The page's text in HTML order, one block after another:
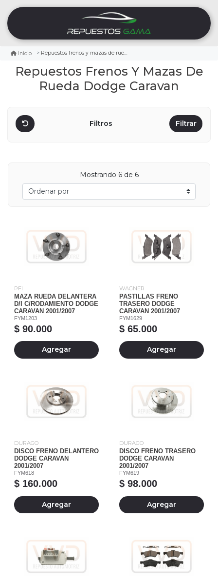
Inicio Repuestos frenos y mazas de rueda dodge caravan
Repuestos Frenos Y Mazas De
Rueda Dodge Caravan
Filtros Filtrar
Mostrando 6de 6
PFI
MAZA RUEDA DELANTERA
D/I C/RODAMIENTO DODGE
CARAVAN 2001/2007
FYM1203
$ 90.000
Agregar
WAGNER
PASTILLAS FRENO
TRASERO DODGE
CARAVAN 2001/2007
FYM1629
$ 65.000
Agregar
DURAGO
DISCO FRENO DELANTERO
DODGE CARAVAN
2001/2007
FYM618
$ 160.000
Agregar
DURAGO
DISCO FRENO TRASERO
DODGE CARAVAN
2001/2007
FYM619
$ 98.000
Agregar